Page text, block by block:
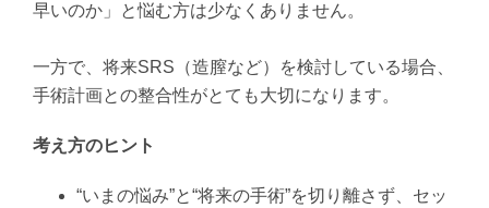
早いのか」と悩む方は少なくありません。
一方で、将来SRS（造膣など）を検討している場合、
手術計画との整合性がとても大切になります。
考え方のヒント
“いまの悩み”と“将来の手術”を切り離さず、セッ